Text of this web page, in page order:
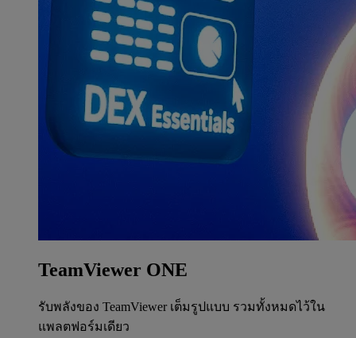
TeamViewer ONE
รับพลังของ TeamViewer เต็มรูปแบบ รวมทั้งหมดไว้ใน
แพลตฟอร์มเดียว